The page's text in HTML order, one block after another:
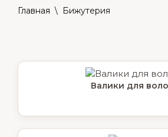
Главная \ Бижутерия
Валики для